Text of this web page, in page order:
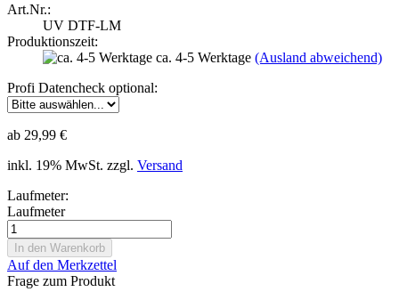
Art.Nr.:
UV DTF-LM
Produktionszeit:
ca. 4-5 Werktage (Ausland abweichend)
Profi Datencheck optional:
ab 29,99 €
inkl. 19% MwSt. zzgl. Versand
Laufmeter:
Laufmeter
Auf den Merkzettel
Frage zum Produkt